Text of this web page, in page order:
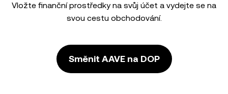
Vložte finanční prostředky na svůj účet a vydejte se na
svou cestu obchodování.
Směnit AAVE na DOP